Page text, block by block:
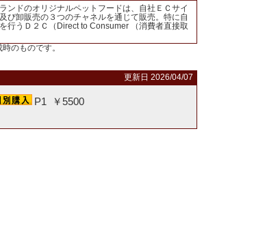
ンドのオリジナルペットフードは、自社ＥＣサイ
び卸販売の３つのチャネルを通じて販売。特に自
行うＤ２Ｃ（Direct to Consumer （消費者直接取
のものです。
更新日 2026/04/07
P1 ￥5500